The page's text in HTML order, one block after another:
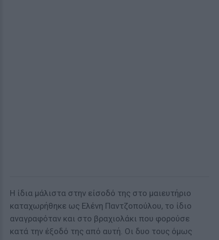
Η ίδια μάλιστα στην είσοδό της στο μαιευτήριο
καταχωρήθηκε ως Ελένη Παντζοπούλου, το ίδιο
αναγραφόταν και στο βραχιολάκι που φορούσε
κατά την έξοδό της από αυτή. Οι δυο τους όμως